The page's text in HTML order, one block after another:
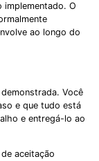
implementado. O
ao longo do
Você
e que tudo está
e entregá-lo ao
aceitação